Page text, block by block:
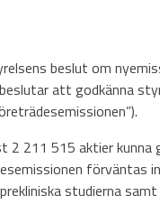
beslut om
att godkänna
2 211 515 aktier
förväntas
studierna